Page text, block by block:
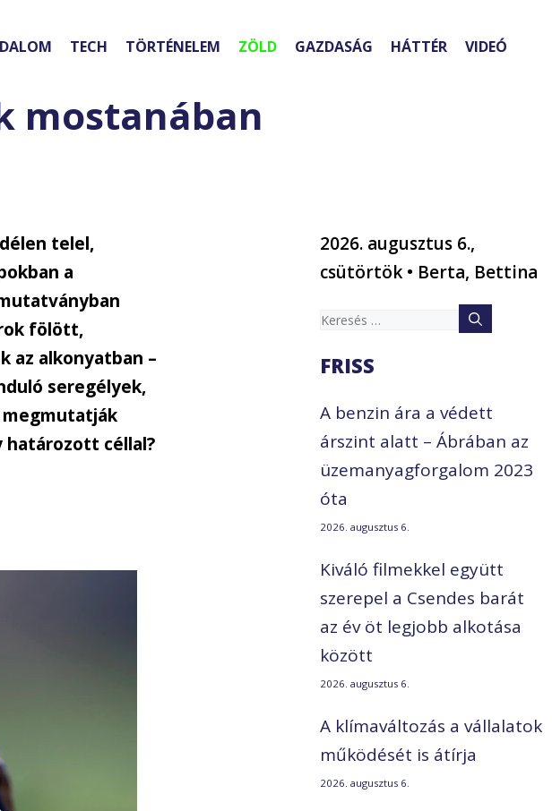
TECH TÖRTÉNELEM ZÖLD GAZDASÁG HÁTTÉR VIDEÓ
mostanában
telel,
a
fölött,
az alkonyatban –
seregélyek,
határozott céllal?
2026. augusztus 6.,
csütörtök • Berta, Bettina
Keresés:
FRISS
A benzin ára a védett
árszint alatt – Ábrában az
üzemanyagforgalom 2023
óta
2026. augusztus 6.
Kiváló filmekkel együtt
szerepel a Csendes barát
az év öt legjobb alkotása
között
2026. augusztus 6.
A klímaváltozás a vállalatok
működését is átírja
2026. augusztus 6.